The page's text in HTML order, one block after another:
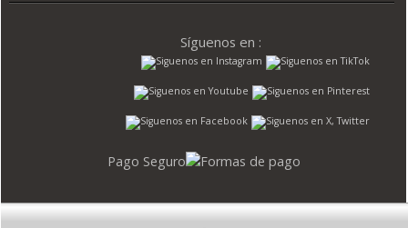
Síguenos en :
Pago Seguro